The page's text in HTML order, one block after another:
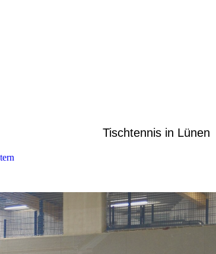
Tischtennis in Lünen